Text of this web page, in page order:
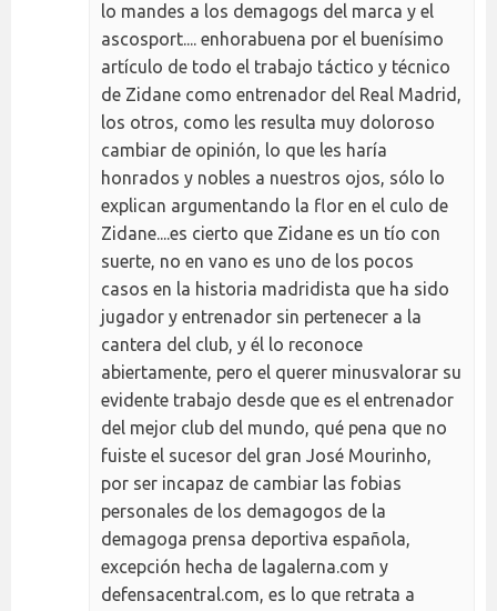
lo mandes a los demagogs del marca y el
ascosport.... enhorabuena por el buenísimo
artículo de todo el trabajo táctico y técnico
de Zidane como entrenador del Real Madrid,
los otros, como les resulta muy doloroso
cambiar de opinión, lo que les haría
honrados y nobles a nuestros ojos, sólo lo
explican argumentando la flor en el culo de
Zidane....es cierto que Zidane es un tío con
suerte, no en vano es uno de los pocos
casos en la historia madridista que ha sido
jugador y entrenador sin pertenecer a la
cantera del club, y él lo reconoce
abiertamente, pero el querer minusvalorar su
evidente trabajo desde que es el entrenador
del mejor club del mundo, qué pena que no
fuiste el sucesor del gran José Mourinho,
por ser incapaz de cambiar las fobias
personales de los demagogos de la
demagoga prensa deportiva española,
excepción hecha de lagalerna.com y
defensacentral.com, es lo que retrata a